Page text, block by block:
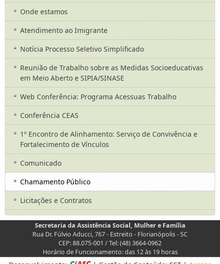
Onde estamos
Atendimento ao Imigrante
Notícia Processo Seletivo Simplificado
Reunião de Trabalho sobre as Medidas Socioeducativas
em Meio Aberto e SIPIA/SINASE
Web Conferência: Programa Acessuas Trabalho
Conferência CEAS
1º Encontro de Alinhamento: Serviço de Convivência e
Fortalecimento de Vínculos
Comunicado
Chamamento Público
Licitações e Contratos
Secretaria da Assistência Social, Mulher e Família
Rua Dr. Fúlvio Aducci, 767 - Estreito - Florianópolis - SC
CEP: 88.075-001 / Tel: (48) 3664-0962
Horário de Funcionamento: das 12 às 19 horas